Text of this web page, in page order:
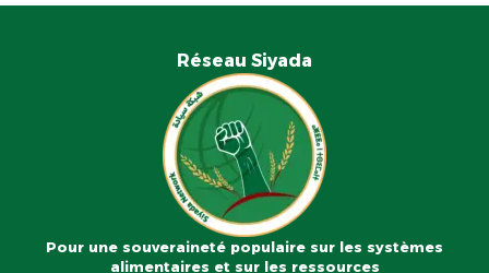
Réseau Siyada
Pour une souveraineté populaire sur les systèmes
alimentaires et sur les ressources